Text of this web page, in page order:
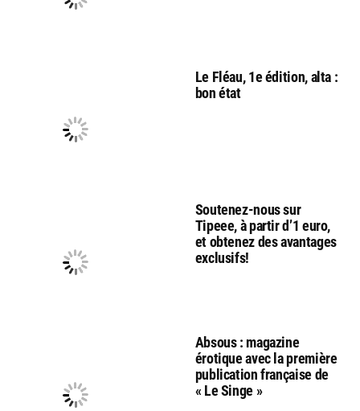
Le Fléau, 1e édition, alta :
bon état
Soutenez-nous sur
Tipeee, à partir d’1 euro,
et obtenez des avantages
exclusifs!
Absous : magazine
érotique avec la première
publication française de
« Le Singe »